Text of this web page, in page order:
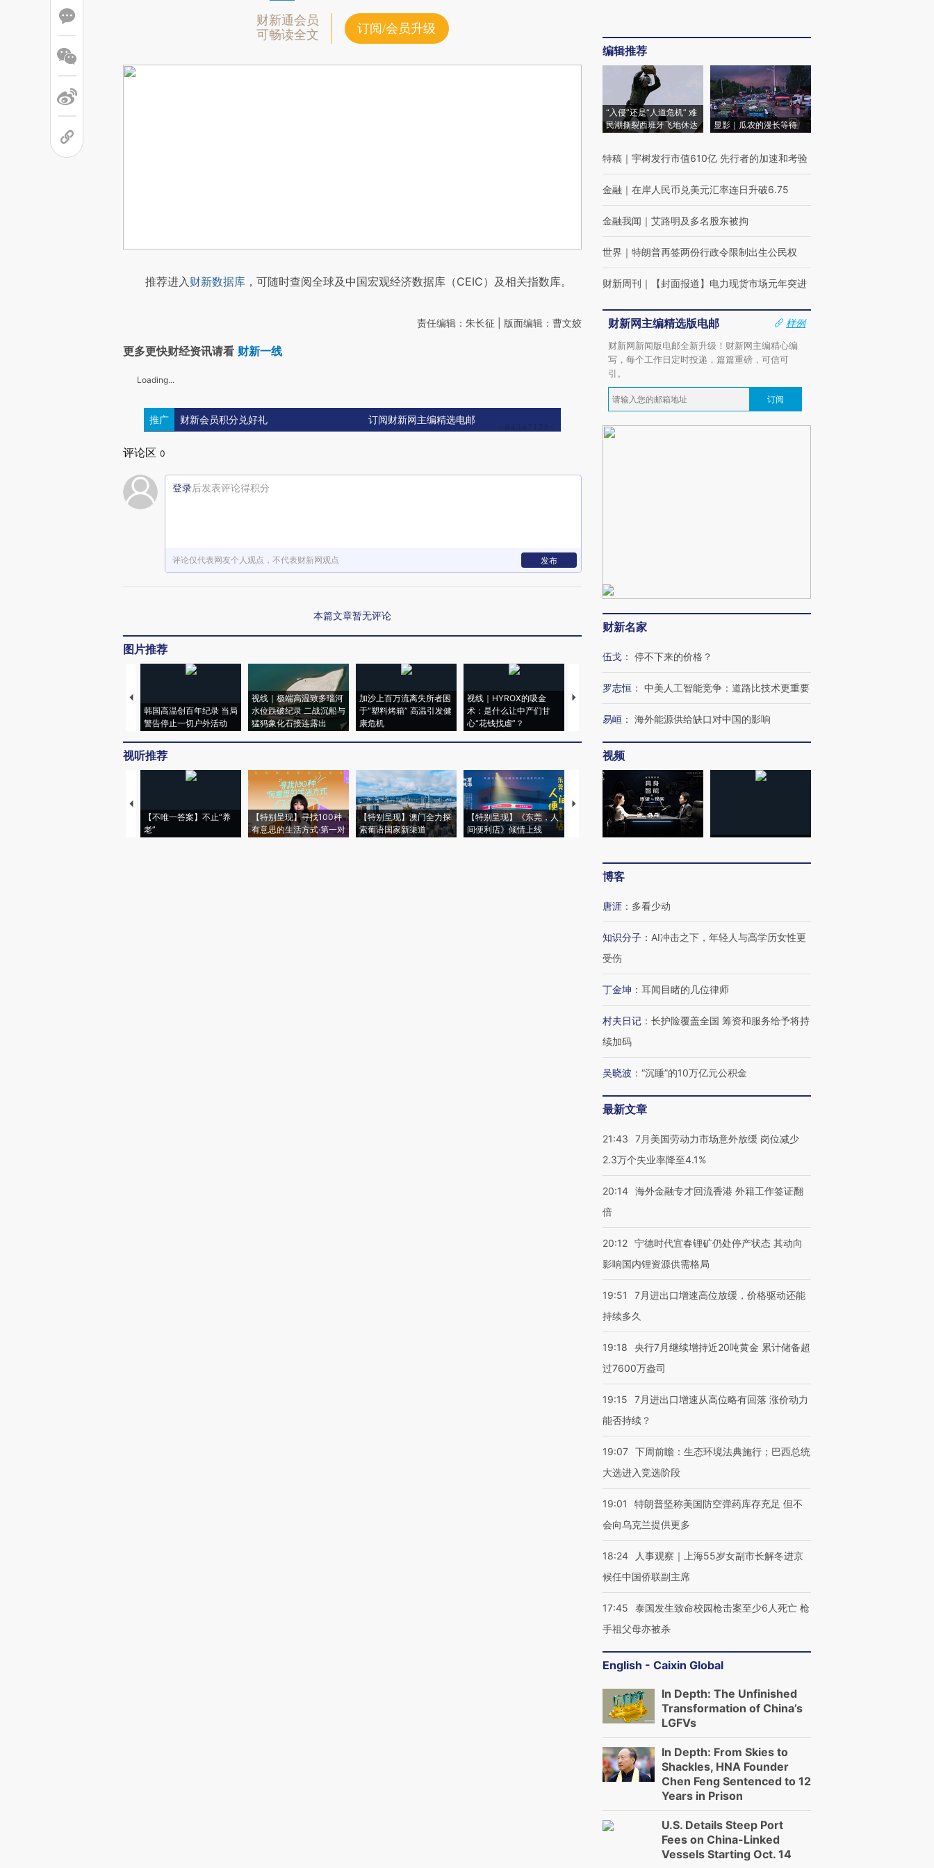
财新通会员
可畅读全文
订阅/会员升级
推荐进入财新数据库 ，可随时查阅全球及中国宏观经济数据库（CEIC）及相关指数库。
责任编辑：朱长征 | 版面编辑：曹文姣
更多更快财经资讯请看 财新一线
Loading...
推广 财新会员积分兑好礼 订阅财新网主编精选电邮
评论区 0
登录后发表评论得积分
评论仅代表网友个人观点，不代表财新网观点 发布
本篇文章暂无评论
图片推荐
韩国高温创百年纪录 当局
警告停止一切户外活动
视线｜极端高温致多瑙河
水位跌破纪录 二战沉船与
猛犸象化石接连露出
加沙上百万流离失所者困
于“塑料烤箱” 高温引发健
康危机
视线｜HYROX的吸金
术：是什么让中产们甘
心“花钱找虐”？
马航飞行员跨国走私7万
育部长拱下台
视听推荐
【不唯一答案】不止“养
老”
【特别呈现】寻找100种
有意思的生活方式·第一对
【特别呈现】澳门全力探
索葡语国家新渠道
【特别呈现】《东莞，人
间便利店》倾情上线
【推广】走进第四届链博
会，让数智科技“链”接产
【特别呈现】寻找100种
有意思的生活方式·第三对
编辑推荐
“入侵”还是“人道危机” 难
民潮撕裂西班牙飞地休达
显影｜瓜农的漫长等待
特稿 ｜ 宇树发行市值610亿 先行者的加速和考验
金融 ｜ 在岸人民币兑美元汇率连日升破6.75
金融我闻 ｜ 艾路明及多名股东被拘
世界 ｜ 特朗普再签两份行政令限制出生公民权
财新周刊 ｜ 【封面报道】电力现货市场元年突进
财新网主编精选版电邮
样例
财新网新闻版电邮全新升级！财新网主编精心编
写，每个工作日定时投递，篇篇重磅，可信可
引。
订阅
财新名家
伍戈 ： 停不下来的价格？
罗志恒 ： 中美人工智能竞争：道路比技术更重要
易峘 ： 海外能源供给缺口对中国的影响
视频
博客
唐涯 ： 多看少动
知识分子 ： AI冲击之下，年轻人与高学历女性更
受伤
丁金坤 ： 耳闻目睹的几位律师
村夫日记 ： 长护险覆盖全国 筹资和服务给予将持
续加码
吴晓波 ： “沉睡”的10万亿元公积金
最新文章
21:43
7月美国劳动力市场意外放缓 岗位减少
2.3万个失业率降至4.1%
20:14 海外金融专才回流香港 外籍工作签证翻
倍
20:12 宁德时代宜春锂矿仍处停产状态 其动向
影响国内锂资源供需格局
19:51
7月进出口增速高位放缓，价格驱动还能
持续多久
19:18
央行7月继续增持近20吨黄金 累计储备超
过7600万盎司
19:15
7月进出口增速从高位略有回落 涨价动力
能否持续？
19:07 下周前瞻：生态环境法典施行；巴西总统
大选进入竞选阶段
19:01
特朗普坚称美国防空弹药库存充足 但不
会向乌克兰提供更多
18:24
人事观察｜上海55岁女副市长解冬进京
候任中国侨联副主席
17:45
泰国发生致命校园枪击案至少6人死亡 枪
手祖父母亦被杀
English - Caixin Global
In Depth: The Unfinished
Transformation of China’s
LGFVs
In Depth: From Skies to
Shackles, HNA Founder
Chen Feng Sentenced to 12
Years in Prison
U.S. Details Steep Port
Fees on China-Linked
Vessels Starting Oct. 14